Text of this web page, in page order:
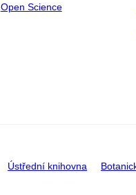
Open Science
Ústřední knihovna